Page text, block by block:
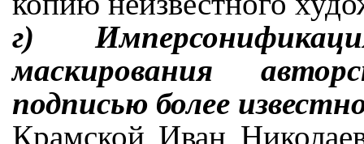
г)
маскирования
подписью более
Крамской Иван